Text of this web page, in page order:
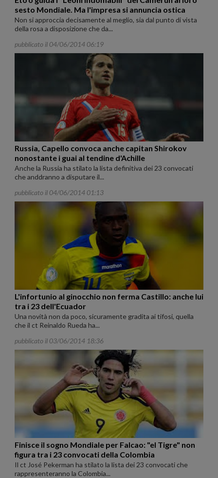
sesto Mondiale. Ma l'impresa si annuncia ostica
Non si approccia decisamente al meglio, sia dal punto di vista
della rosa a disposizione che da...
pubblicato il 04/06/2014 06:19
Russia, Capello convoca anche capitan Shirokov
nonostante i guai al tendine d'Achille
Anche la Russia ha stilato la lista definitiva dei 23 convocati
che anddranno a disputare il...
pubblicato il 04/06/2014 01:13
L'infortunio al ginocchio non ferma Castillo: anche lui
tra i 23 dell'Ecuador
Una novità non da poco, sicuramente gradita ai tifosi, quella
che il ct Reinaldo Rueda ha...
pubblicato il 03/06/2014 18:36
Finisce il sogno Mondiale per Falcao: "el Tigre" non
figura tra i 23 convocati della Colombia
Il ct José Pekerman ha stilato la lista dei 23 convocati che
rappresenteranno la Colombia...